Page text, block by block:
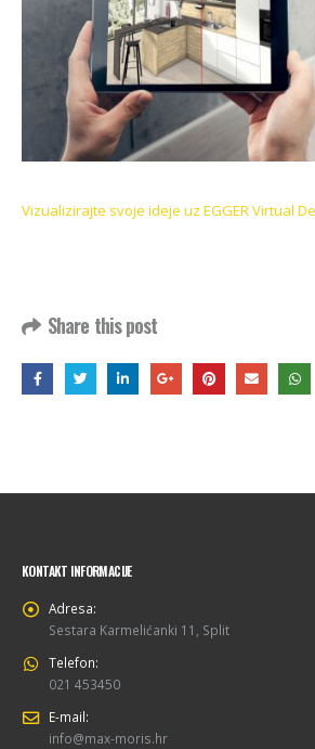
Vizualizirajte svoje ideje uz EGGER Virtual
Share this post
KONTAKT INFORMACIJE
Adresa:
Sestara Karmelićanki 11, Split
Telefon:
021 453450
E-mail:
info@max-moris.hr